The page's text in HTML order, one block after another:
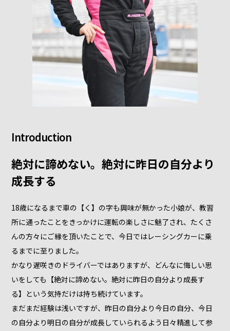
Introduction
絶対に諦めない。絶対に昨日の自分より
成長する
18歳になるまで車の【く】の字も興味が無かった小娘が、教習
所に通ったことをきっかけに運転の楽しさに魅了され、たくさ
んの方々にご縁を頂いたことで、今日ではレーシングカーに乗
るまでに至りました。
かなり遅咲きのドライバーではありますが、どんなに悔しい思
いをしても【絶対に諦めない。絶対に昨日の自分より成長す
る】という気持だけは持ち続けています。
まだまだ経験は浅いですが、昨日の自分より今日の自分、今日
の自分より明日の自分が成長していられるよう日々精進して参